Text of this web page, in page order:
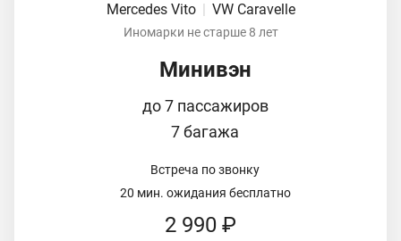
Mercedes Vito VW Caravelle
Иномарки не старше 8 лет
Минивэн
до 7 пассажиров
7 багажа
Встреча по звонку
20 мин. ожидания бесплатно
2 990 ₽